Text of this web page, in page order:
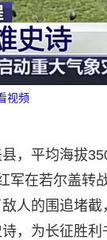
视频
，平均海拔
军在若尔盖转
人的围追堵
，为长征胜利